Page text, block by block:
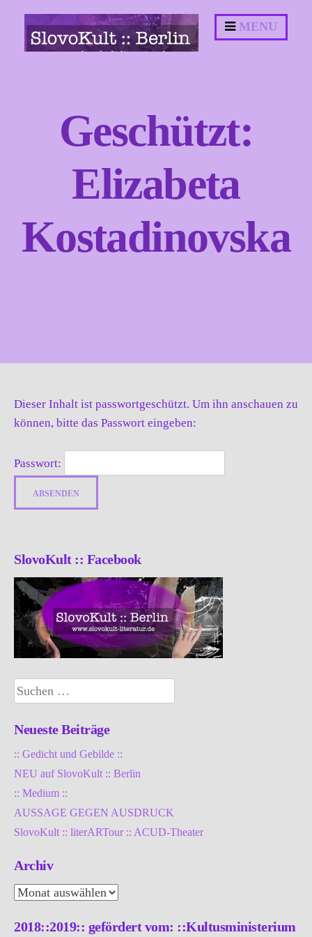
MENU
Geschützt:
Elizabeta
Kostadinovska
Dieser Inhalt ist passwortgeschützt. Um ihn anschauen zu
können, bitte das Passwort eingeben:
Passwort:
SlovoKult :: Facebook
Suchen
nach:
Neueste Beiträge
:: Gedicht und Gebilde ::
NEU auf SlovoKult :: Berlin
:: Medium ::
AUSSAGE GEGEN AUSDRUCK
SlovoKult :: literARTour :: ACUD-Theater
Archiv
Archiv
2018::2019:: gefördert vom: ::Kultusministerium